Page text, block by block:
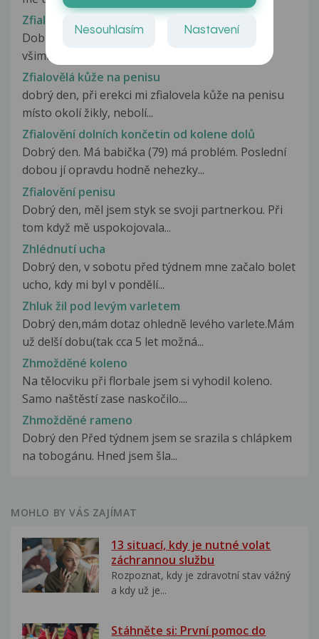
Zfialověl ukazováček na pravé noze
Dobrý den. Zhruba před dvěma měsíci jsem si
všimla, že mi &quot;zfialověl&quot;...
Zfialovělá kůže na penisu
dobrý den, při erekci mi zfialovela kůže na penisu
místo okolí žikly, nebolí...
Zfialovění dolních končetin od kolene dolů
Dobrý den. Má babička (79) má problém. Poslední
dobou jí opravdu hodně nehezky...
Zfialovění penisu
Dobrý den, měl jsem styk se svoji partnerkou. Při
tom když mě uspokojovala...
Zhlédnutí ucha
Dobrý den, v sobotu před týdnem mne začalo bolet
ucho, kdy mi byl v pondělí...
Zhluk žil pod levým varletem
Dobrý den,mám dotaz ohledně levého varlete.Mám
už delší dobu(tak cca 5 let možná...
Zhmožděné koleno
Na tělocviku při florbale jsem si vyhodil koleno.
Samo naštěstí zase naskočilo....
Zhmožděné rameno
Dobrý den Před týdnem jsem se srazila s chlápkem
na tobogánu. Hned jsem šla...
MOHLO BY VÁS ZAJÍMAT
13 situací, kdy je nutné volat
záchrannou službu
Rozpoznat, kdy je zdravotní stav vážný
a kdy už je...
Stáhněte si: První pomoc do
Nesouhlasím Nastavení